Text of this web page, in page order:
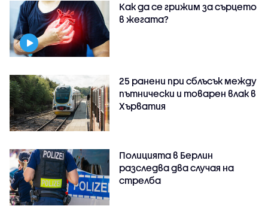
Как да се грижим за сърцето
в жегата?
25 ранени при сблъсък между
пътнически и товарен влак в
Хърватия
Полицията в Берлин
разследва два случая на
стрелба